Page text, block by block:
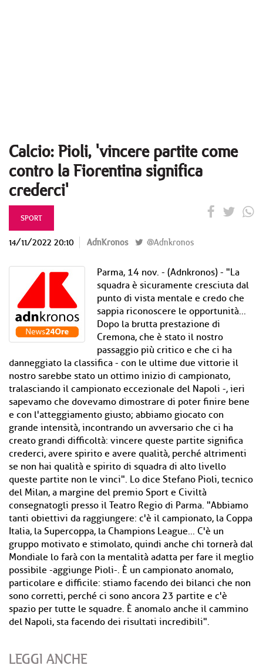
Calcio: Pioli, 'vincere partite come
contro la Fiorentina significa
crederci'
SPORT
14/11/2022 20:10 AdnKronos @Adnkronos
Parma, 14 nov. - (Adnkronos) - "La
squadra è sicuramente cresciuta dal
punto di vista mentale e credo che
sappia riconoscere le opportunità...
Dopo la brutta prestazione di
Cremona, che è stato il nostro
passaggio più critico e che ci ha
danneggiato la classifica - con le ultime due vittorie il
nostro sarebbe stato un ottimo inizio di campionato,
tralasciando il campionato eccezionale del Napoli -, ieri
sapevamo che dovevamo dimostrare di poter finire bene
e con l'atteggiamento giusto; abbiamo giocato con
grande intensità, incontrando un avversario che ci ha
creato grandi difficoltà: vincere queste partite significa
crederci, avere spirito e avere qualità, perché altrimenti
se non hai qualità e spirito di squadra di alto livello
queste partite non le vinci". Lo dice Stefano Pioli, tecnico
del Milan, a margine del premio Sport e Civiltà
consegnatogli presso il Teatro Regio di Parma. "Abbiamo
tanti obiettivi da raggiungere: c'è il campionato, la Coppa
Italia, la Supercoppa, la Champions League... C'è un
gruppo motivato e stimolato, quindi anche chi tornerà dal
Mondiale lo farà con la mentalità adatta per fare il meglio
possibile -aggiunge Pioli-. È un campionato anomalo,
particolare e difficile: stiamo facendo dei bilanci che non
sono corretti, perché ci sono ancora 23 partite e c'è
spazio per tutte le squadre. È anomalo anche il cammino
del Napoli, sta facendo dei risultati incredibili".
LEGGI ANCHE